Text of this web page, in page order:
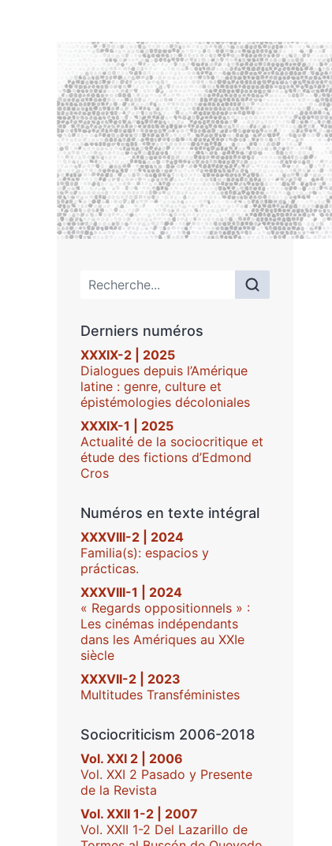
Menu principal
Derniers numéros
XXXIX-2 | 2025
Dialogues depuis l’Amérique
latine : genre, culture et
épistémologies décoloniales
XXXIX-1 | 2025
Actualité de la sociocritique et
étude des fictions d’Edmond
Cros
Numéros en texte intégral
XXXVIII-2 | 2024
Familia(s): espacios y
prácticas.
XXXVIII-1 | 2024
« Regards oppositionnels » :
Les cinémas indépendants
dans les Amériques au XXIe
siècle
XXXVII-2 | 2023
Multitudes Transféministes
Sociocriticism 2006-2018
Vol. XXI 2 | 2006
Vol. XXI 2 Pasado y Presente
de la Revista
Vol. XXII 1-2 | 2007
Vol. XXII 1-2 Del Lazarillo de